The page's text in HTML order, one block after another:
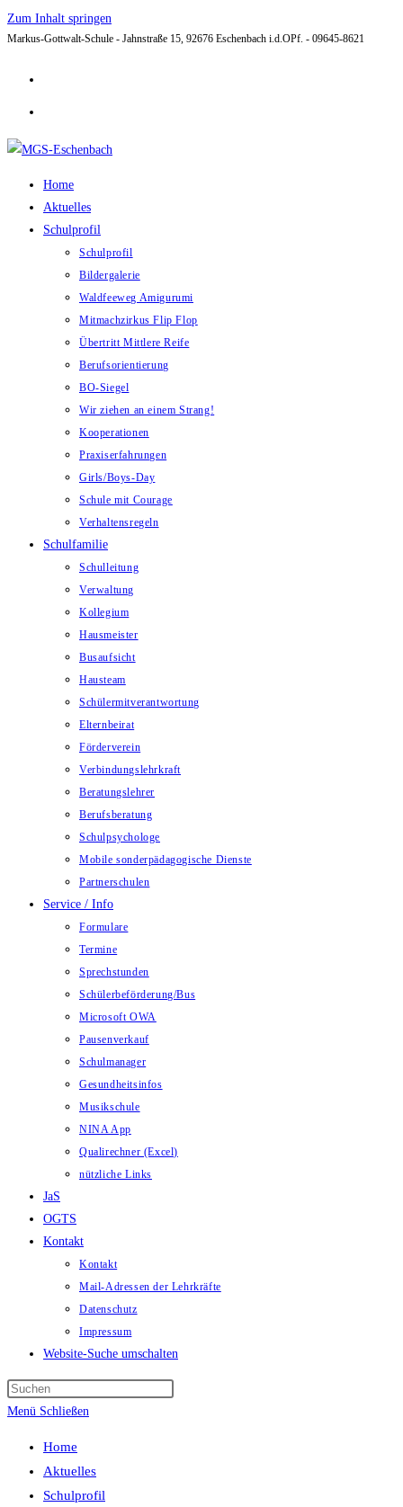
Zum Inhalt springen
Markus-Gottwalt-Schule - Jahnstraße 15, 92676 Eschenbach i.d.OPf. - 09645-8621
Home
Aktuelles
Schulprofil
Schulprofil
Bildergalerie
Waldfeeweg Amigurumi
Mitmachzirkus Flip Flop
Übertritt Mittlere Reife
Berufsorientierung
BO-Siegel
Wir ziehen an einem Strang!
Kooperationen
Praxiserfahrungen
Girls/Boys-Day
Schule mit Courage
Verhaltensregeln
Schulfamilie
Schulleitung
Verwaltung
Kollegium
Hausmeister
Busaufsicht
Hausteam
Schülermitverantwortung
Elternbeirat
Förderverein
Verbindungslehrkraft
Beratungslehrer
Berufsberatung
Schulpsychologe
Mobile sonderpädagogische Dienste
Partnerschulen
Service / Info
Formulare
Termine
Sprechstunden
Schülerbeförderung/Bus
Microsoft OWA
Pausenverkauf
Schulmanager
Gesundheitsinfos
Musikschule
NINA App
Qualirechner (Excel)
nützliche Links
JaS
OGTS
Kontakt
Kontakt
Mail-Adressen der Lehrkräfte
Datenschutz
Impressum
Website-Suche umschalten
Menü Schließen
Home
Aktuelles
Schulprofil